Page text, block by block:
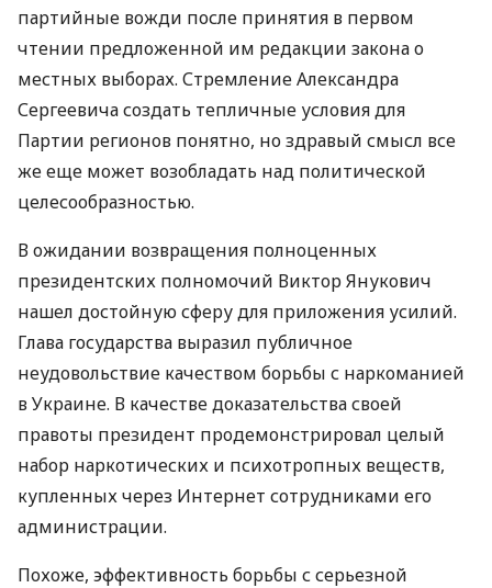
партийные вожди после принятия в первом
чтении предложенной им редакции закона о
местных выборах. Стремление Александра
Сергеевича создать тепличные условия для
Партии регионов понятно, но здравый смысл все
же еще может возобладать над политической
целесообразностью.
В ожидании возвращения полноценных
президентских полномочий Виктор Янукович
нашел достойную сферу для приложения усилий.
Глава государства выразил публичное
неудовольствие качеством борьбы с наркоманией
в Украине. В качестве доказательства своей
правоты президент продемонстрировал целый
набор наркотических и психотропных веществ,
купленных через Интернет сотрудниками его
администрации.
Похоже, эффективность борьбы с серьезной